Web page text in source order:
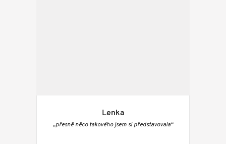
Lenka
„přesně něco takového jsem si představovala“